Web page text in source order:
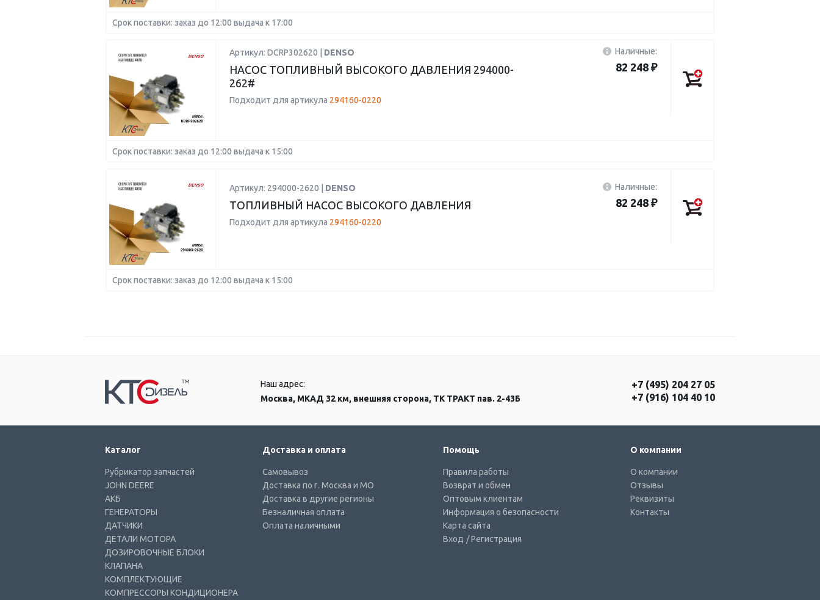
Срок поставки: заказ до 12:00 выдача к 17:00
Артикул: DCRP302620 | DENSO
НАСОС ТОПЛИВНЫЙ ВЫСОКОГО ДАВЛЕНИЯ 294000-
262#
Подходит для артикула 294160-0220
Наличные:
82 248 ₽
Срок поставки: заказ до 12:00 выдача к 15:00
Артикул: 294000-2620 | DENSO
ТОПЛИВНЫЙ НАСОС ВЫСОКОГО ДАВЛЕНИЯ
Подходит для артикула 294160-0220
Наличные:
82 248 ₽
Срок поставки: заказ до 12:00 выдача к 15:00
Наш адрес:
Москва, МКАД 32 км, внешняя сторона, ТК ТРАКТ пав. 2-43Б
+7 (495) 204 27 05
+7 (916) 104 40 10
Каталог
Рубрикатор запчастей
JOHN DEERE
АКБ
ГЕНЕРАТОРЫ
ДАТЧИКИ
ДЕТАЛИ МОТОРА
ДОЗИРОВОЧНЫЕ БЛОКИ
КЛАПАНА
КОМПЛЕКТУЮЩИЕ
КОМПРЕССОРЫ КОНДИЦИОНЕРА
Доставка и оплата
Самовывоз
Доставка по г. Москва и МО
Доставка в другие регионы
Безналичная оплата
Оплата наличными
Помощь
Правила работы
Возврат и обмен
Оптовым клиентам
Информация о безопасности
Карта сайта
Вход / Регистрация
О компании
О компании
Отзывы
Реквизиты
Контакты